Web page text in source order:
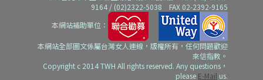
9164 / (02)2322-5038 FAX 02-2392-9165
本網站補助單位：
本網站全部圖文係屬台灣女人連線，版權所有，任何問題歡迎
來信指教。
Copyright c 2014 TWH All rights reserved. Any questions，
please E-Mail us.